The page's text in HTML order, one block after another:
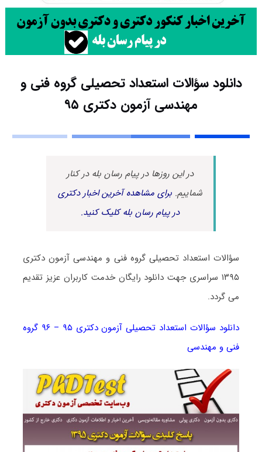
دانلود سؤالات استعداد تحصیلی گروه فنی و
مهندسی آزمون دکتری ۹۵
در این روزها در پیام رسان بله در کنار
شماییم.برای مشاهده آخرین اخبار دکتری
در پیام رسان بله کلیک کنید.
سؤالات استعداد تحصیلی گروه فنی و مهندسی آزمون دکتری
۱۳۹۵ سراسری جهت دانلود رایگان خدمت کاربران عزیز تقدیم
می گردد.
دانلود سؤالات استعداد تحصیلی آزمون دکتری ۹۵ – ۹۶ گروه
فنی و مهندسی